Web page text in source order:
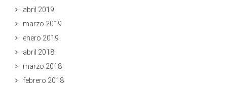
abril 2019
marzo 2019
enero 2019
abril 2018
marzo 2018
febrero 2018